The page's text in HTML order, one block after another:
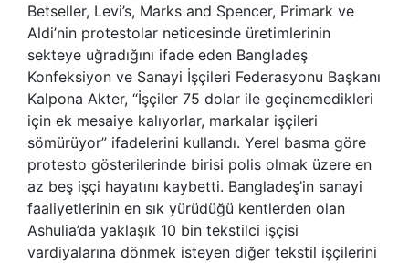
Betseller, Levi’s, Marks and Spencer, Primark ve
Aldi’nin protestolar neticesinde üretimlerinin
sekteye uğradığını ifade eden Bangladeş
Konfeksiyon ve Sanayi İşçileri Federasyonu Başkanı
Kalpona Akter, “İşçiler 75 dolar ile geçinemedikleri
için ek mesaiye kalıyorlar, markalar işçileri
sömürüyor” ifadelerini kullandı. Yerel basma göre
protesto gösterilerinde birisi polis olmak üzere en
az beş işçi hayatını kaybetti. Bangladeş’in sanayi
faaliyetlerinin en sık yürüdüğü kentlerden olan
Ashulia’da yaklaşık 10 bin tekstilci işçisi
vardiyalarına dönmek isteyen diğer tekstil işçilerini